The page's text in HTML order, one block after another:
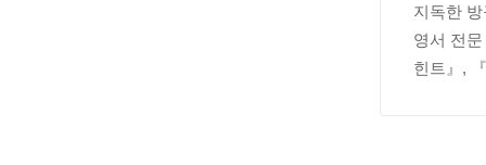
지독한
영서 전
힌트』,